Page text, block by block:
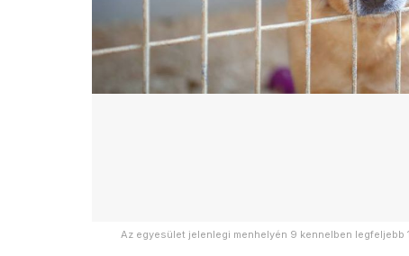
Az egyesület jelenlegi menhelyén 9 kennelben legfeljebb